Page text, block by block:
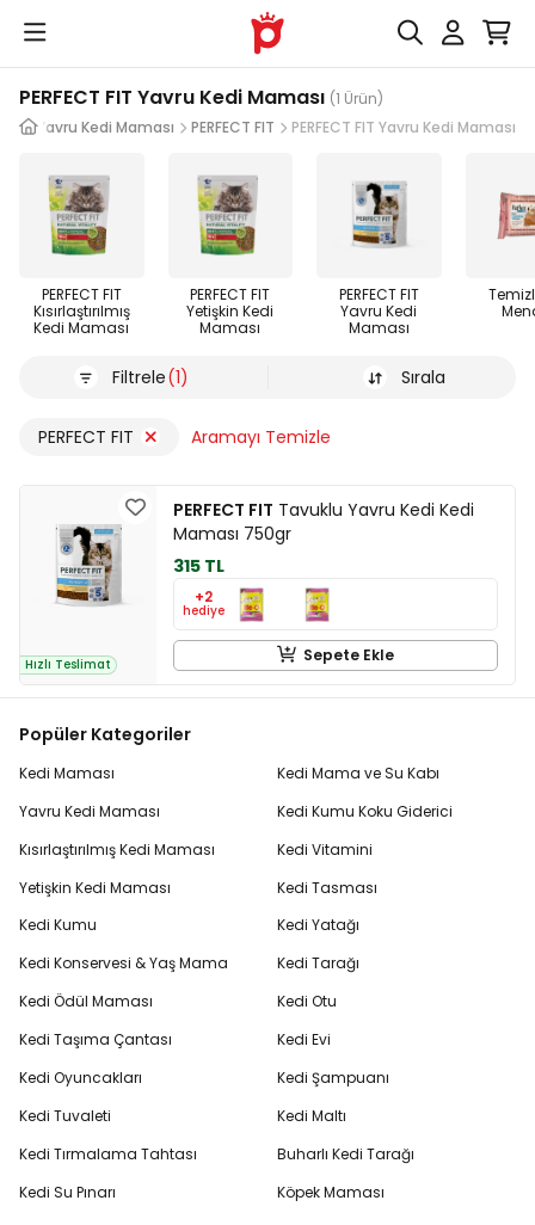
PERFECT FIT Yavru Kedi Maması (1 Ürün)
Yavru Kedi Maması PERFECT FIT PERFECT FIT Yavru Kedi Maması
PERFECT FIT
Kısırlaştırılmış
Kedi Maması
PERFECT FIT
Yetişkin Kedi
Maması
PERFECT FIT
Yavru Kedi
Maması
Filtrele(1) Sırala
PERFECT FIT Aramayı Temizle
Hızlı Teslimat
PERFECT FIT Tavuklu Yavru Kedi Kedi
Maması 750gr
315 TL
+2
hediye
Sepete Ekle
Popüler Kategoriler
Kedi Maması
Yavru Kedi Maması
Kısırlaştırılmış Kedi Maması
Yetişkin Kedi Maması
Kedi Kumu
Kedi Konservesi & Yaş Mama
Kedi Ödül Maması
Kedi Taşıma Çantası
Kedi Oyuncakları
Kedi Tuvaleti
Kedi Tırmalama Tahtası
Kedi Su Pınarı
Kedi Mama ve Su Kabı
Kedi Kumu Koku Giderici
Kedi Vitamini
Kedi Tasması
Kedi Yatağı
Kedi Tarağı
Kedi Otu
Kedi Evi
Kedi Şampuanı
Kedi Maltı
Buharlı Kedi Tarağı
Köpek Maması